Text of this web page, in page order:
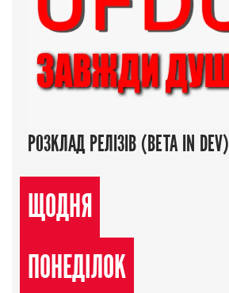
РОЗКЛАД РЕЛІЗІВ (BETA IN DEV)
ЩОДНЯ
ПОНЕДІЛОК